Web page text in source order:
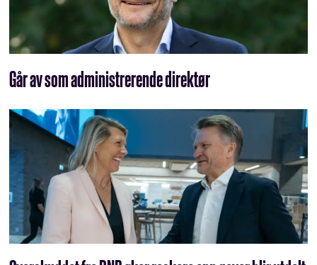
Går av som administrerende direktør